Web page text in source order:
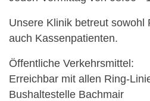
Unsere Klinik betreut sowohl
auch Kassenpatienten.
Öffentliche Verkehrsmittel:
Erreichbar mit allen Ring-
Bushaltestelle Bachmair